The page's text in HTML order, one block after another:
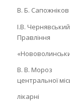
В. Б.
І.В.
Правління
В. В. Мороз –
центральної
лікарні